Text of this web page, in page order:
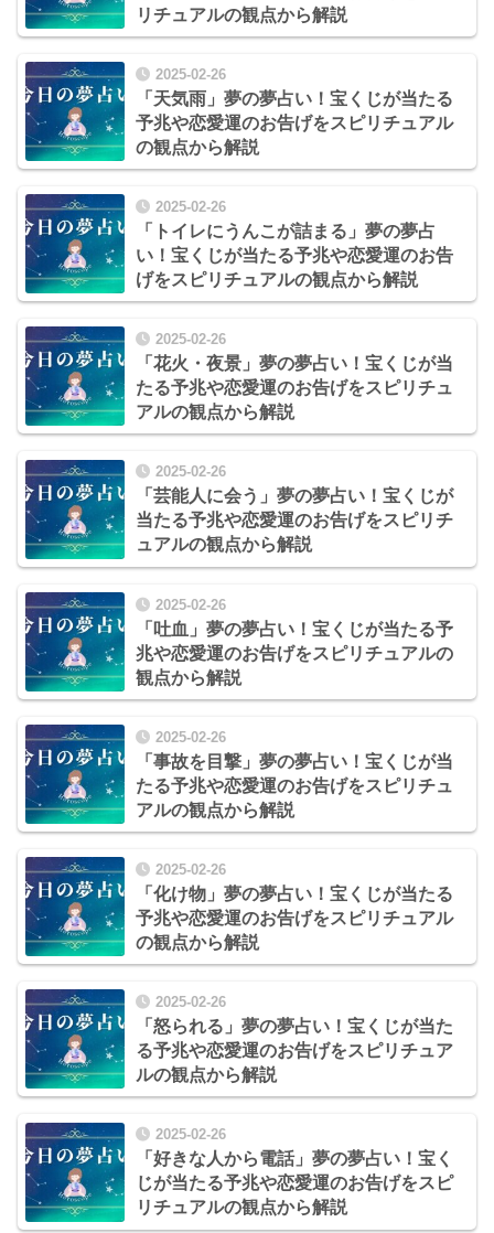
リチュアルの観点から解説
2025-02-26
「天気雨」夢の夢占い！宝くじが当たる
予兆や恋愛運のお告げをスピリチュアル
の観点から解説
2025-02-26
「トイレにうんこが詰まる」夢の夢占
い！宝くじが当たる予兆や恋愛運のお告
げをスピリチュアルの観点から解説
2025-02-26
「花火・夜景」夢の夢占い！宝くじが当
たる予兆や恋愛運のお告げをスピリチュ
アルの観点から解説
2025-02-26
「芸能人に会う」夢の夢占い！宝くじが
当たる予兆や恋愛運のお告げをスピリチ
ュアルの観点から解説
2025-02-26
「吐血」夢の夢占い！宝くじが当たる予
兆や恋愛運のお告げをスピリチュアルの
観点から解説
2025-02-26
「事故を目撃」夢の夢占い！宝くじが当
たる予兆や恋愛運のお告げをスピリチュ
アルの観点から解説
2025-02-26
「化け物」夢の夢占い！宝くじが当たる
予兆や恋愛運のお告げをスピリチュアル
の観点から解説
2025-02-26
「怒られる」夢の夢占い！宝くじが当た
る予兆や恋愛運のお告げをスピリチュア
ルの観点から解説
2025-02-26
「好きな人から電話」夢の夢占い！宝く
じが当たる予兆や恋愛運のお告げをスピ
リチュアルの観点から解説